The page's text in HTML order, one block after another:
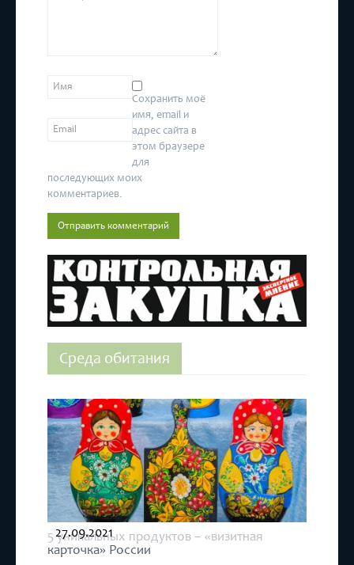
Сохранить моё
имя, email и
адрес сайта в
этом браузере
для
последующих моих
комментариев.
Среда обитания
5 уникальных продуктов – «визитная
карточка» России
27.09.2021